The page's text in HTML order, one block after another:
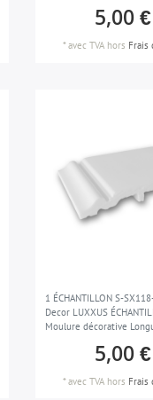
5,00
*avec TVAhors Frais
1 ÉCHANTILLON S-
Decor LUXXUS
Moulure décorative
5,00
*avec TVAhors Frais